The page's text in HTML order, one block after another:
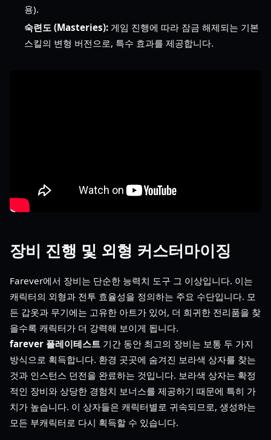
용).
숙련도 (Masteries): 게임 진행에 따라 잠금 해제되는 기본
스킬의 변형 버전으로, 특수 효과를 제공합니다.
장비 진행 및 외형 커스터마이징
Farever에서 장비는 단순한 능력치 도구 그 이상입니다. 이는
캐릭터의 외형과 전투 효율성을 정의하는 주요 수단입니다. 모
든 갑옷과 무기에는 고유한 아트가 있어, 더 희귀한 전리품을 찾
을수록 캐릭터가 더 강력해 보이게 됩니다.
farever 플레이테스트 기간 동안 최고의 장비는 보통 두 가지
방식으로 획득합니다. 환경 곳곳에 숨겨진 보라색 상자를 찾는
것과 인스턴스 던전을 완료하는 것입니다. 보라색 상자는 확정
적인 장비와 상당한 경험치 보너스를 제공하기 때문에 특히 가
치가 높습니다. 이 상자들은 캐릭터별로 귀속되므로, 생성하는
모든 부캐릭터로 다시 획득할 수 있습니다.